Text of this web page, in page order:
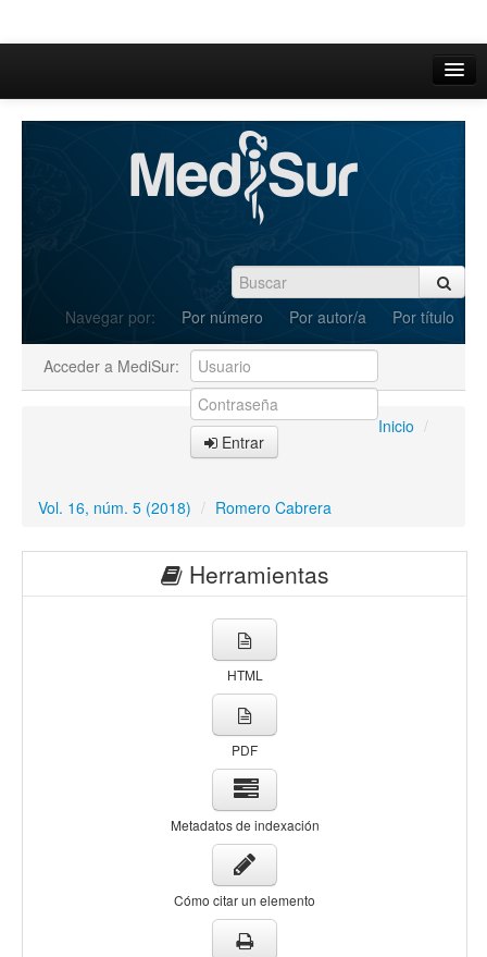
Inicio
Actual
Archivos
Navegar por: Por número Por autor/a Por título
Acceder a MediSur:
Entrar
Inicio /
Vol. 16, núm. 5 (2018) / Romero Cabrera
Herramientas
HTML
PDF
Metadatos de indexación
Cómo citar un elemento